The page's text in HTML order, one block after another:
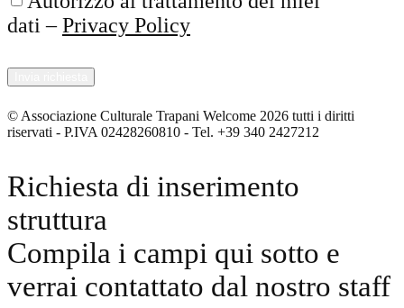
dati –Privacy Policy
© Associazione Culturale Trapani Welcome 2026 tutti i diritti
riservati - P.IVA 02428260810 - Tel. +39 340 2427212
Richiesta di inserimento
struttura
Compila i campi qui sotto e
verrai contattato dal nostro staff